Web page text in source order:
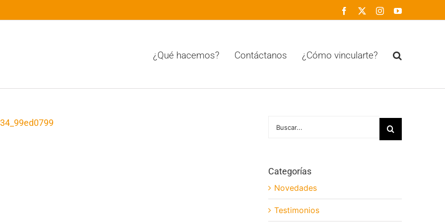
Facebook InstagramYouTube
¿Qué hacemos? Contáctanos ¿Cómo vincularte?
Categorías
Novedades
Testimonios